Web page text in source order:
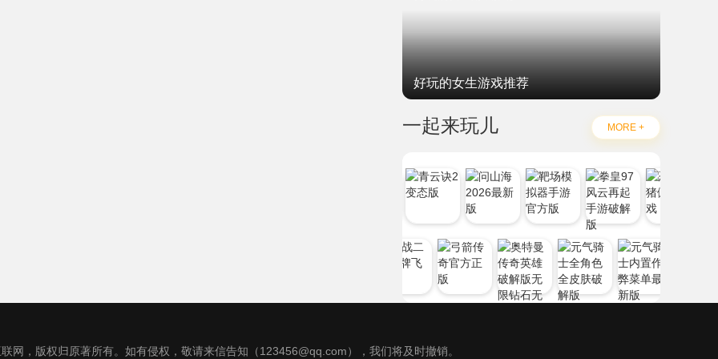
好玩的女生游戏推荐
一起来玩儿 MORE +
网，版权归原著所有。如有侵权，敬请来信告知（123456@qq.com），我们将及时撤销。